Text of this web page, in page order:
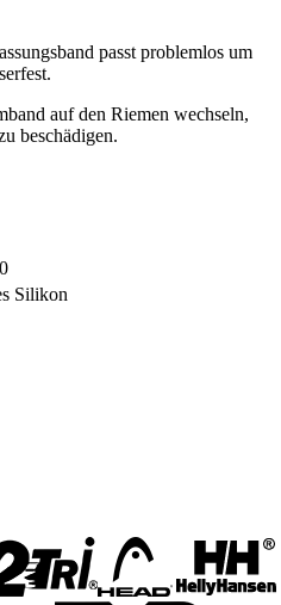
passt problemlos um
auf den Riemen wechseln,
beschädigen.
Silikon